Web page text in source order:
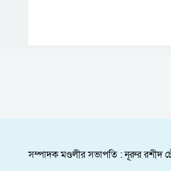
সম্পাদক মণ্ডলীর সভাপতি : নূরুর রশীদ